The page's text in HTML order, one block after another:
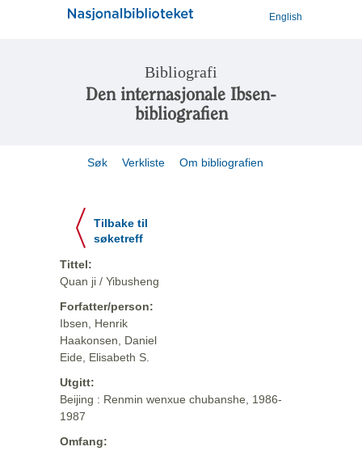
English
Bibliografi
Den internasjonale Ibsen-
bibliografien
Søk Verkliste Om bibliografien
Tilbake til
søketreff
Tittel:
Quan ji / Yibusheng
Forfatter/person:
Ibsen, Henrik
Haakonsen, Daniel
Eide, Elisabeth S.
Utgitt:
Beijing : Renmin wenxue chubanshe, 1986-
1987
Omfang: